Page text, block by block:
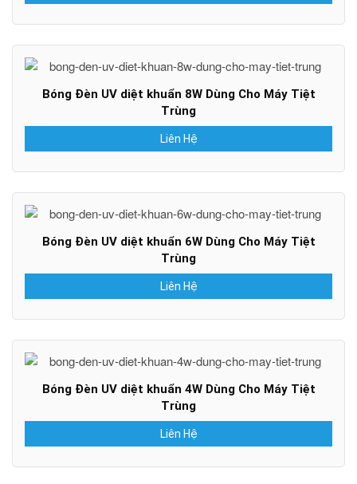
Bóng Đèn UV diệt khuẩn 8W Dùng Cho Máy Tiệt
Trùng
Liên Hệ
Bóng Đèn UV diệt khuẩn 6W Dùng Cho Máy Tiệt
Trùng
Liên Hệ
Bóng Đèn UV diệt khuẩn 4W Dùng Cho Máy Tiệt
Trùng
Liên Hệ